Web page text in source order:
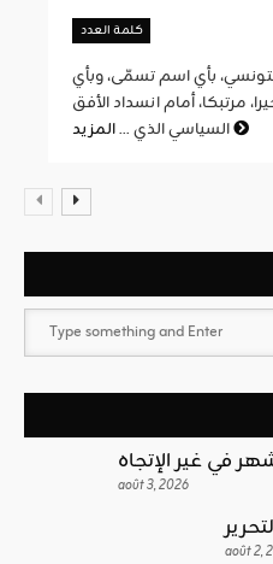
كلمة العدد
بأي اسم تسمّى، وبأي
مرتبكا، أمام انسداد الأفق
السياسي الذي ...
في غير الإتجاه
août 3, 2026
août 2,